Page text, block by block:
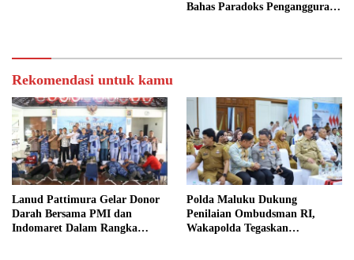
Bahas Paradoks Pengangguran
Rekomendasi untuk kamu
Lanud Pattimura Gelar Donor
Darah Bersama PMI dan
Indomaret Dalam Rangka
Polda Maluku Dukung
Penilaian Ombudsman RI,
Wakapolda Tegaskan